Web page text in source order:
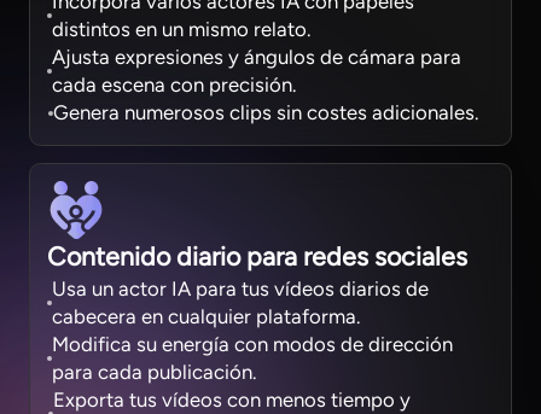
distintos en un mismo relato.
Ajusta expresiones y ángulos de cámara para
cada escena con precisión.
Genera numerosos clips sin costes adicionales.
Contenido diario para redes sociales
Usa un actor IA para tus vídeos diarios de
cabecera en cualquier plataforma.
Modifica su energía con modos de dirección
para cada publicación.
Exporta tus vídeos con menos tiempo y